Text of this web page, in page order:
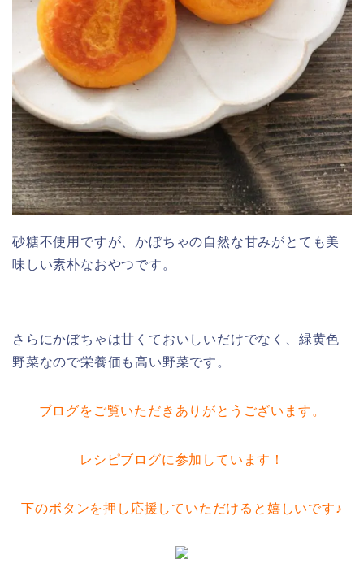
砂糖不使用ですが、かぼちゃの自然な甘みがとても美
味しい素朴なおやつです。
さらにかぼちゃは甘くておいしいだけでなく、緑黄色
野菜なので栄養価も高い野菜です。
ブログをご覧いただきありがとうございます。
レシピブログに参加しています！
下のボタンを押し応援していただけると嬉しいです♪